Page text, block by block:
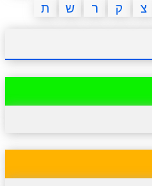
פוקימון גו מצא הבדלים
אשליות חדשות
צ ק ר ש ת